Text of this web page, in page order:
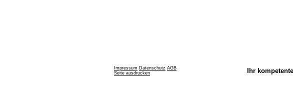
Impressum Datenschutz AGB
Seite ausdrucken
Ihr